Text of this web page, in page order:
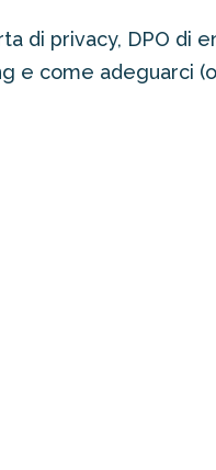
di privacy, DPO di
e come adeguarci